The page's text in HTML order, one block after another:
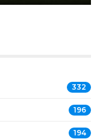
332
196
194